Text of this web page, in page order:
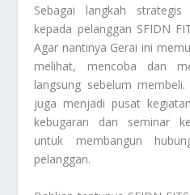
Sebagai langkah
kepada pelanggan SFIDN
Agar nantinya Gerai ini
melihat, mencoba dan
langsung sebelum
juga menjadi pusat
kebugaran dan seminar
untuk membangun
pelanggan.